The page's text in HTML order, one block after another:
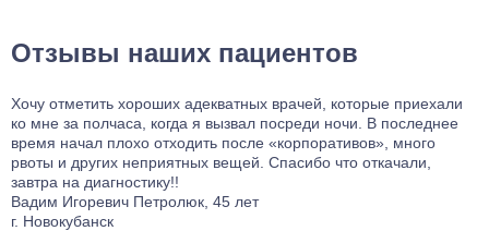
Отзывы наших пациентов
Хочу отметить хороших адекватных врачей, которые приехали
ко мне за полчаса, когда я вызвал посреди ночи. В последнее
время начал плохо отходить после «корпоративов», много
рвоты и других неприятных вещей. Спасибо что откачали,
завтра на диагностику!!
Вадим Игоревич Петролюк, 45 лет
г. Новокубанск